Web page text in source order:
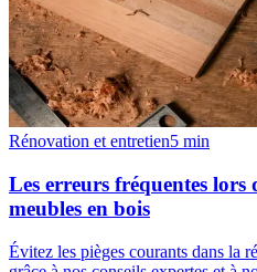
Rénovation et entretien5 min
Les erreurs fréquentes lors
meubles en bois
Évitez les pièges courants dans la